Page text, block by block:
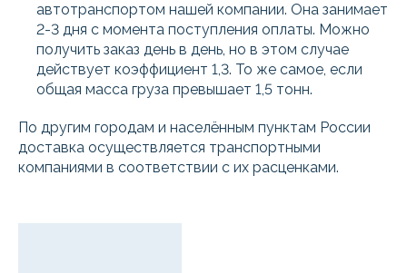
автотранспортом нашей компании. Она занимает
2-3 дня с момента поступления оплаты. Можно
получить заказ день в день, но в этом случае
действует коэффициент 1,3. То же самое, если
общая масса груза превышает 1,5 тонн.
По другим городам и населённым пунктам России
доставка осуществляется транспортными
компаниями в соответствии с их расценками.